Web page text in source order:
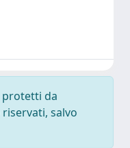
protetti da
salvo